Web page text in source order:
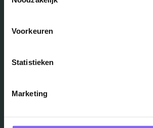
Voorkeuren
Statistieken
Marketing